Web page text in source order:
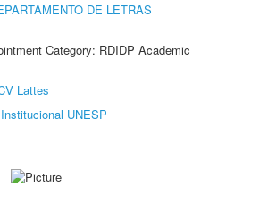
DE LETRAS
Category: RDIDP Academic
Lattes
UNESP